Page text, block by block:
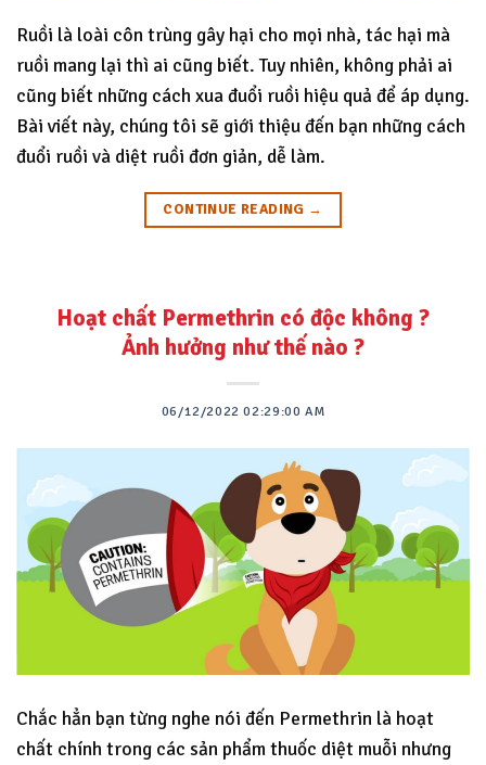
Ruồi là loài côn trùng gây hại cho mọi nhà, tác hại mà
ruồi mang lại thì ai cũng biết. Tuy nhiên, không phải ai
cũng biết những cách xua đuổi ruồi hiệu quả để áp dụng.
Bài viết này, chúng tôi sẽ giới thiệu đến bạn những cách
đuổi ruồi và diệt ruồi đơn giản, dễ làm.
CONTINUE READING →
Hoạt chất Permethrin có độc không ?
Ảnh hưởng như thế nào ?
06/12/2022 02:29:00 AM
Chắc hẳn bạn từng nghe nói đến Permethrin là hoạt
chất chính trong các sản phẩm thuốc diệt muỗi nhưng